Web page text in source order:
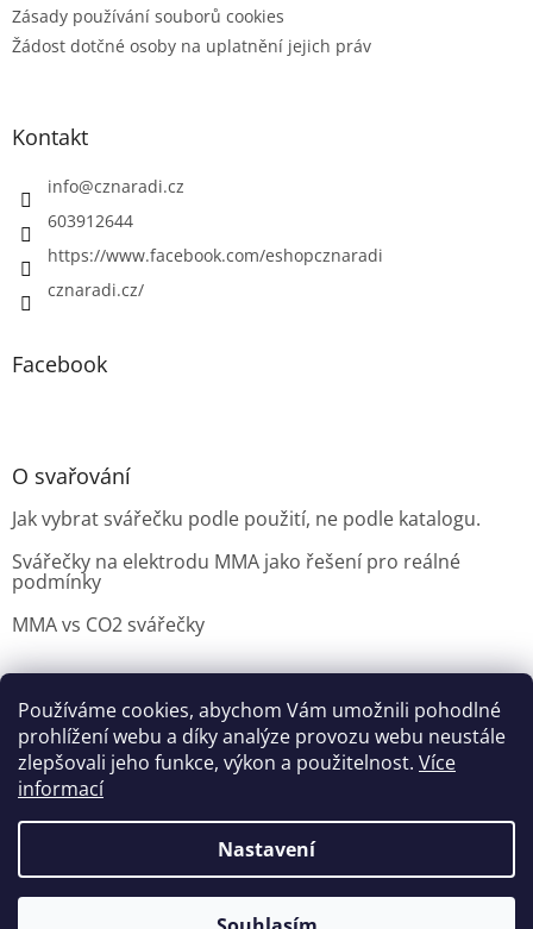
Používáme cookies, abychom Vám umožnili pohodlné
prohlížení webu a díky analýze provozu webu neustále
zlepšovali jeho funkce, výkon a použitelnost. Více
informací
Nastavení
Zásady používání souborů cookies
Žádost dotčné osoby na uplatnění jejich práv
Kontakt
info@cznaradi.cz
603912644
https://www.facebook.com/eshopcznaradi
cznaradi.cz/
Facebook
O svařování
Jak vybrat svářečku podle použití, ne podle katalogu.
Svářečky na elektrodu MMA jako řešení pro reálné
podmínky
MMA vs CO2 svářečky
Možnosti doručení Nakupovani Možností platby
Výběr svářečky
Vytvořil Shoptet